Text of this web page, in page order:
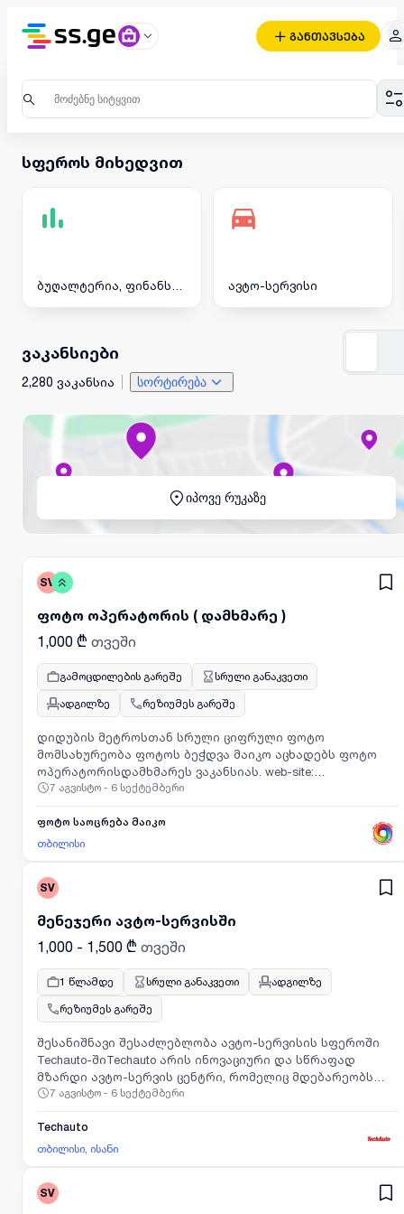
განთავსება
სფეროს მიხედვით
ავტო-სერვისი
ვაკანსიები
2,280 ვაკანსია სორტირება
იპოვე რუკაზე
SV
ფოტო ოპერატორის ( დამხმარე )
1,000 ₾ თვეში
გამოცდილების გარეშე
სრული განაკვეთი
ადგილზე
რეზიუმეს გარეშე
დიდუბის მეტროსთან სრული ციფრული ფოტო
მომსახურეობა ფოტოს ბეჭდვა მაიკო აცხადებს ფოტო
ოპერატორისდამხმარეს ვაკანსიას. web-site:
PHOTOMAIKO.GE
7 აგვისტო - 6 სექტემბერი
ფოტო საოცრება მაიკო
თბილისი
SV
მენეჯერი ავტო-სერვისში
1,000 - 1,500 ₾ თვეში
1 წლამდე სრული განაკვეთი
ადგილზე
რეზიუმეს გარეშე
შესანიშნავი შესაძლებლობა ავტო-სერვისის სფეროში
Techauto-შიTechauto არის ინოვაციური და სწრაფად
მზარდი ავტო-სერვის ცენტრი, რომელიც მდებარეობს
თბილისში, ისნის რაიონში. კომპანია გამოირჩევა
ტექნოლოგიების გამოყენებითა და კლიენტზე
ორიენტირებული მიდგომით. ჩვენი გუნდი შედგება
მომსახურების გაუმჯობესებასა და მომხმარებელთა
კმაყოფილებაზე. თუ გსურთ დაიწყოთ კარიერა ავტო-
7 აგვისტო - 6 სექტემბერი
Techauto
თბილისი, ისანი
SV